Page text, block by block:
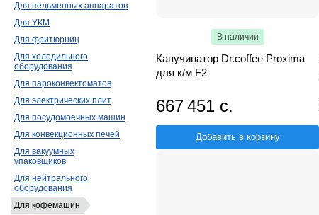
В наличии
Капучинатор Dr.coffee Proxima
для к/м F2
667 451 с.
Добавить в корзину
Для пельменных аппаратов
Для УКМ
Для фритюрниц
Для холодильного
оборудования
Для пароконвектоматов
Для электрических плит
Для посудомоечных машин
Для конвекционных печей
Для вакуумных
упаковщиков
Для нейтрального
оборудования
Для кофемашин